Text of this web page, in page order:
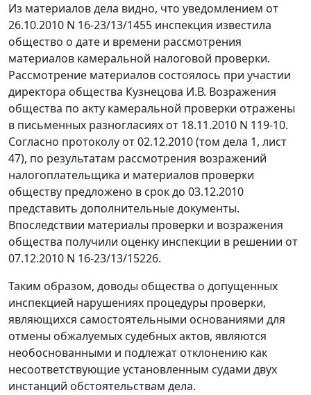
Из материалов дела видно, что уведомлением от
26.10.2010 N 16-23/13/1455 инспекция известила
общество о дате и времени рассмотрения
материалов камеральной налоговой проверки.
Рассмотрение материалов состоялось при участии
директора общества Кузнецова И.В. Возражения
общества по акту камеральной проверки отражены
в письменных разногласиях от 18.11.2010 N 119-10.
Согласно протоколу от 02.12.2010 (том дела 1, лист
47), по результатам рассмотрения возражений
налогоплательщика и материалов проверки
обществу предложено в срок до 03.12.2010
представить дополнительные документы.
Впоследствии материалы проверки и возражения
общества получили оценку инспекции в решении от
07.12.2010 N 16-23/13/15226.
Таким образом, доводы общества о допущенных
инспекцией нарушениях процедуры проверки,
являющихся самостоятельными основаниями для
отмены обжалуемых судебных актов, являются
необоснованными и подлежат отклонению как
несоответствующие установленным судами двух
инстанций обстоятельствам дела.